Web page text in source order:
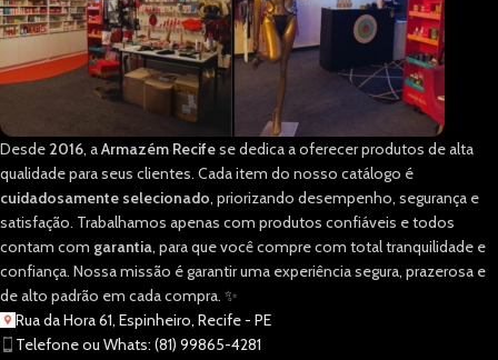
Desde 2016, aArmazém Recifese dedica a oferecer produtos de alta
qualidade para seus clientes. Cada item do nosso catálogo é
cuidadosamente selecionado, priorizando desempenho, segurança e
satisfação. Trabalhamos apenas com produtos confiáveis e todos
contam com garantia, para que você compre com total tranquilidade e
confiança. Nossa missão é garantir uma experiência segura, prazerosa e
de alto padrão em cada compra. ✨
Rua da Hora 61, Espinheiro, Recife - PE
Telefone ou Whats: (81) 99865-4281